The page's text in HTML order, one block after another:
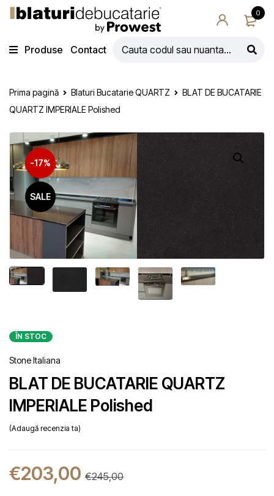
0
Produse Contact
Prima pagină Blaturi Bucatarie QUARTZ
BLAT DE BUCATARIE
QUARTZ IMPERIALE Polished
-17%
SALE
ÎN STOC
Stone Italiana
BLAT DE BUCATARIE QUARTZ
IMPERIALE Polished
Adaugă recenzia ta
€245,00
€203,00